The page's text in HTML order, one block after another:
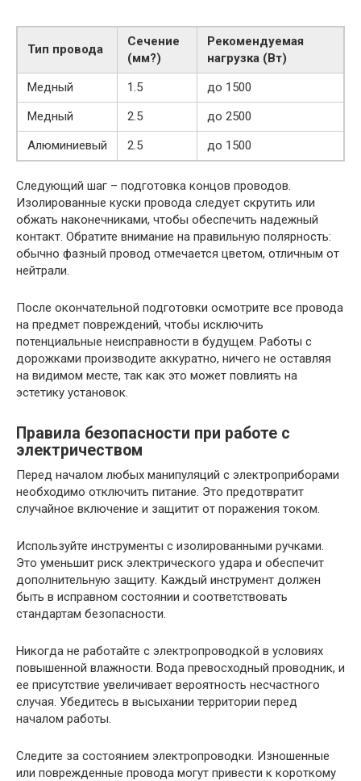
Тип провода
Сечение
(мм?)
Рекомендуемая
нагрузка (Вт)
Медный
1.5
до 1500
Медный
2.5
до 2500
Алюминиевый
2.5 до 1500
Следующий шаг – подготовка концов проводов.
Изолированные куски провода следует скрутить или
обжать наконечниками, чтобы обеспечить надежный
контакт. Обратите внимание на правильную полярность:
обычно фазный провод отмечается цветом, отличным от
нейтрали.
После окончательной подготовки осмотрите все провода
на предмет повреждений, чтобы исключить
потенциальные неисправности в будущем. Работы с
дорожками производите аккуратно, ничего не оставляя
на видимом месте, так как это может повлиять на
эстетику установок.
Правила безопасности при работе с
электричеством
Перед началом любых манипуляций с электроприборами
необходимо отключить питание. Это предотвратит
случайное включение и защитит от поражения током.
Используйте инструменты с изолированными ручками.
Это уменьшит риск электрического удара и обеспечит
дополнительную защиту. Каждый инструмент должен
быть в исправном состоянии и соответствовать
стандартам безопасности.
Никогда не работайте с электропроводкой в условиях
повышенной влажности. Вода превосходный проводник, и
ее присутствие увеличивает вероятность несчастного
случая. Убедитесь в высыхании территории перед
началом работы.
Следите за состоянием электропроводки. Изношенные
или поврежденные провода могут привести к короткому